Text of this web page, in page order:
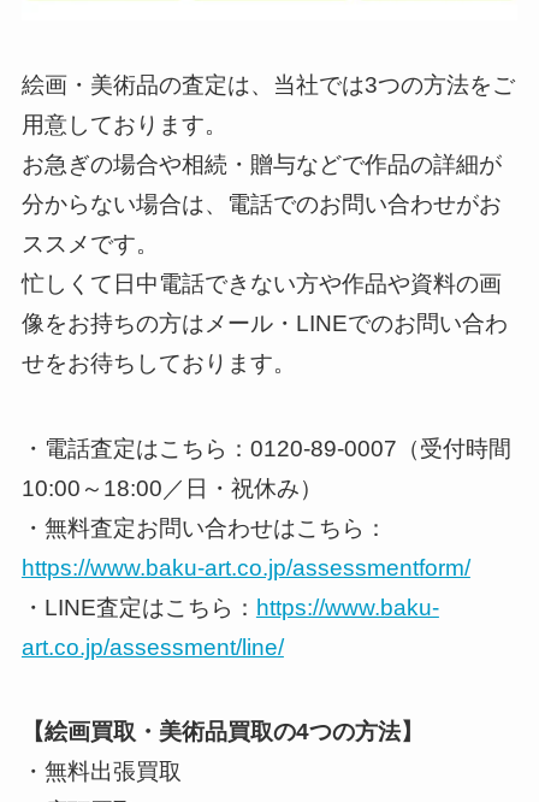
絵画・美術品の査定は、当社では3つの方法をご
用意しております。
お急ぎの場合や相続・贈与などで作品の詳細が
分からない場合は、電話でのお問い合わせがお
ススメです。
忙しくて日中電話できない方や作品や資料の画
像をお持ちの方はメール・LINEでのお問い合わ
せをお待ちしております。
・電話査定はこちら：0120-89-0007（受付時間
10:00～18:00／日・祝休み）
・無料査定お問い合わせはこちら：
https://www.baku-art.co.jp/assessmentform/
・LINE査定はこちら： https://www.baku-
art.co.jp/assessment/line/
【絵画買取・美術品買取の4つの方法】
・無料出張買取